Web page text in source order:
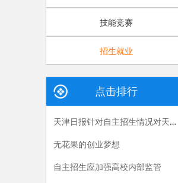
技能竞赛
招生就业
点击排行
天津日报针对自主招生情况对天津医专刘斌校长进行专访
无花果的创业梦想
自主招生应加强高校内部监管